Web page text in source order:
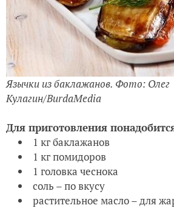
Язычки из баклажанов. Фото: Олег
Кулагин/BurdaMedia
Для приготовления
1 кг баклажанов
1 кг помидоров
1 головка чеснока
соль – по вкусу
растительное масло – для